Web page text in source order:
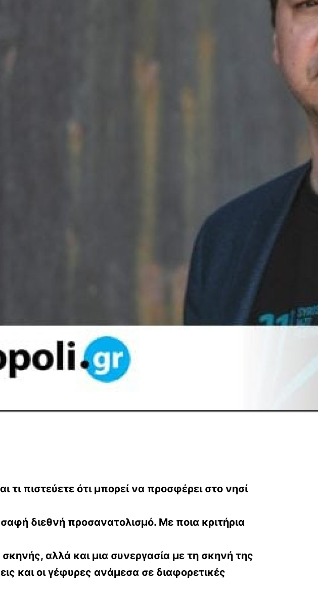
τι πιστεύετε ότι μπορεί να προσφέρει στο νησί
διεθνή προσανατολισμό. Με ποια κριτήρια
αλλά και μια συνεργασία με τη σκηνή της
και οι γέφυρες ανάμεσα σε διαφορετικές